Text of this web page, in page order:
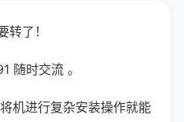
了！
随时交流 。
机进行复杂安装操作就能